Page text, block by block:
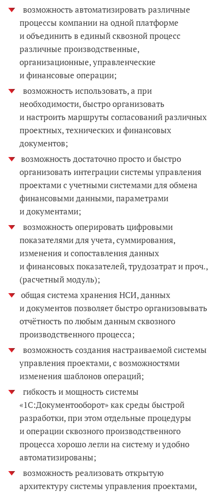
возможность автоматизировать различные
процессы компании на одной платформе
и объединить в единый сквозной процесс
различные производственные,
организационные, управленческие
и финансовые операции;
возможность использовать, а при
необходимости, быстро организовать
и настроить маршруты согласований различных
проектных, технических и финансовых
документов;
возможность достаточно просто и быстро
организовать интеграции системы управления
проектами с учетными системами для обмена
финансовыми данными, параметрами
и документами;
возможность оперировать цифровыми
показателями для учета, суммирования,
изменения и сопоставления данных
и финансовых показателей, трудозатрат и проч.,
(расчетный модуль);
общая система хранения НСИ, данных
и документов позволяет быстро организовывать
отчётность по любым данным сквозного
производственного процесса;
возможность создания настраиваемой системы
управления проектами, с возможностями
изменения шаблонов операций;
гибкость и мощность системы
«1С:Документооборот» как среды быстрой
разработки, при этом отдельные процедуры
и операции сквозного производственного
процесса хорошо легли на систему и удобно
автоматизированы;
возможность реализовать открытую
архитектуру системы управления проектами,